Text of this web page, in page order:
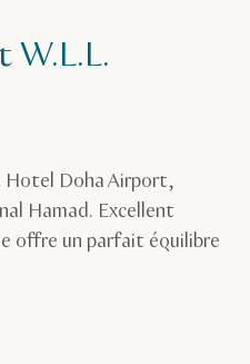
W.L.L.
Hotel Doha Airport,
Hamad. Excellent
offre un parfait équilibre